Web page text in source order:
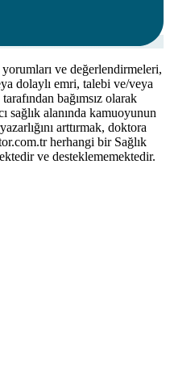
ve değerlendirmeleri,
dolaylı emri, talebi ve/veya
bağımsız olarak
sağlık alanında kamuoyunun
arttırmak, doktora
herhangi bir Sağlık
ve desteklememektedir.